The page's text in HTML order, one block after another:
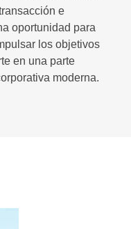
e
oportunidad para
los objetivos
en una parte
moderna.